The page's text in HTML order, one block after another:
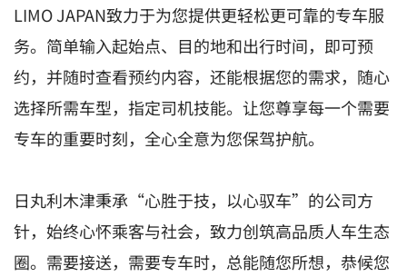
LIMO JAPAN致力于为您提供更轻松更可靠的专车服
务。简单输入起始点、目的地和出行时间，即可预
约，并随时查看预约内容，还能根据您的需求，随心
选择所需车型，指定司机技能。让您尊享每一个需要
专车的重要时刻，全心全意为您保驾护航。
日丸利木津秉承“心胜于技，以心驭车”的公司方
针，始终心怀乘客与社会，致力创筑高品质人车生态
圈。需要接送，需要专车时，总能随您所想，恭候您